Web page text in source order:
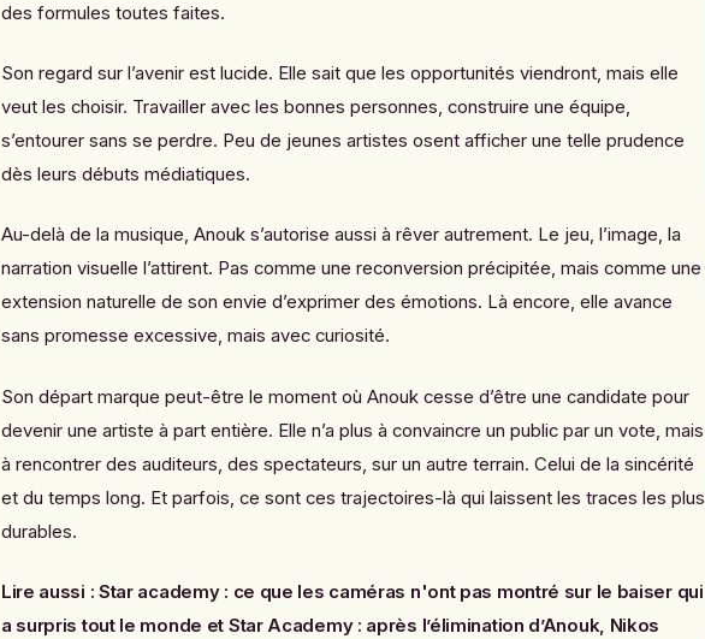
des formules toutes faites.
Son regard sur l’avenir est lucide. Elle sait que les opportunités viendront, mais elle
veut les choisir. Travailler avec les bonnes personnes, construire une équipe,
s’entourer sans se perdre. Peu de jeunes artistes osent afficher une telle prudence
dès leurs débuts médiatiques.
Au-delà de la musique, Anouk s’autorise aussi à rêver autrement. Le jeu, l’image, la
narration visuelle l’attirent. Pas comme une reconversion précipitée, mais comme une
extension naturelle de son envie d’exprimer des émotions. Là encore, elle avance
sans promesse excessive, mais avec curiosité.
Son départ marque peut-être le moment où Anouk cesse d’être une candidate pour
devenir une artiste à part entière. Elle n’a plus à convaincre un public par un vote, mais
à rencontrer des auditeurs, des spectateurs, sur un autre terrain. Celui de la sincérité
et du temps long. Et parfois, ce sont ces trajectoires-là qui laissent les traces les plus
durables.
Lire aussi : Star academy : ce que les caméras n'ont pas montré sur le baiser qui
a surpris tout le monde et Star Academy : après l’élimination d’Anouk, Nikos